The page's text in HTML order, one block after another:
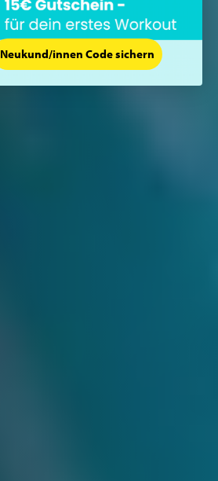
Neukund/innen Code sichern